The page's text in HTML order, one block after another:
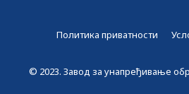
Политика приватности
© 2023. Завод за унапређивање